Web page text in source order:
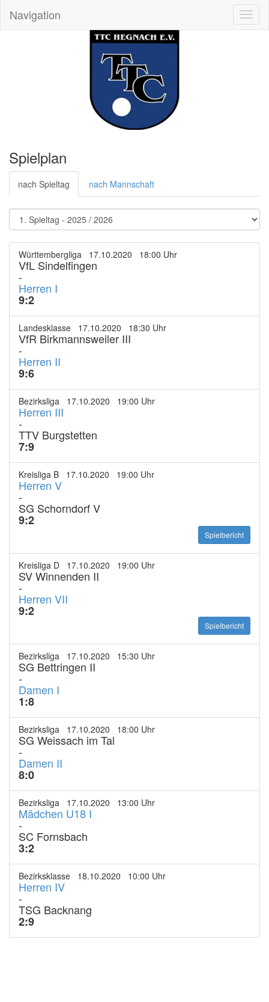
Navigation
Spielplan
nach Spieltag nach Mannschaft
Württembergliga 17.10.2020 18:00 Uhr
VfL Sindelfingen
-
Herren I
9:2
Landesklasse 17.10.2020 18:30 Uhr
VfR Birkmannsweiler III
-
Herren II
9:6
Bezirksliga 17.10.2020 19:00 Uhr
Herren III
-
TTV Burgstetten
7:9
Kreisliga B 17.10.2020 19:00 Uhr
Herren V
-
SG Schorndorf V
9:2
Spielbericht
Kreisliga D 17.10.2020 19:00 Uhr
SV Winnenden II
-
Herren VII
9:2
Spielbericht
Bezirksliga 17.10.2020 15:30 Uhr
SG Bettringen II
-
Damen I
1:8
Bezirksliga 17.10.2020 18:00 Uhr
SG Weissach im Tal
-
Damen II
8:0
Bezirksliga 17.10.2020 13:00 Uhr
Mädchen U18 I
-
SC Fornsbach
3:2
Bezirksklasse 18.10.2020 10:00 Uhr
Herren IV
-
TSG Backnang
2:9